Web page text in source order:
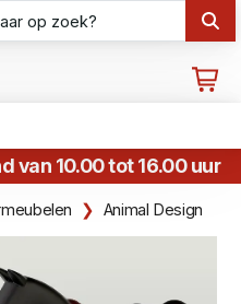
van 10.00 tot 16.00 uur
Animal Design